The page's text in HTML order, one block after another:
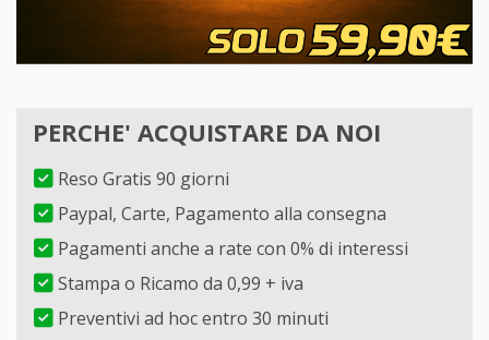
PERCHE' ACQUISTARE DA NOI
Reso Gratis 90 giorni
Paypal, Carte, Pagamento alla consegna
Pagamenti anche a rate con 0% di interessi
Stampa o Ricamo da 0,99 + iva
Preventivi ad hoc entro 30 minuti